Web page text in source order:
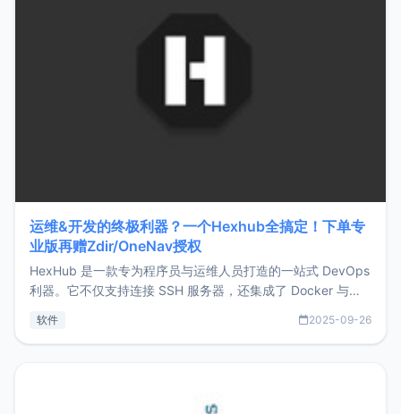
运维&开发的终极利器？一个Hexhub全搞定！下单专
业版再赠Zdir/OneNav授权
HexHub 是一款专为程序员与运维人员打造的一站式 DevOps
利器。它不仅支持连接 SSH 服务器，还集成了 Docker 与常
件间频繁切换，仅凭 HexHub 即可同时搞定运维与数据库操
软件 2025-09-26